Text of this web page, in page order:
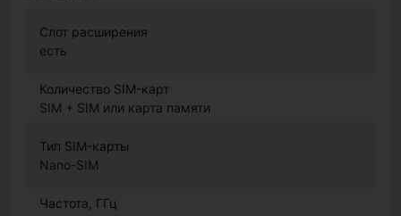
Слот расширения
есть
Количество SIM-карт
SIM + SIM или карта памяти
Тип SIM-карты
Nano-SIM
Частота, ГГц